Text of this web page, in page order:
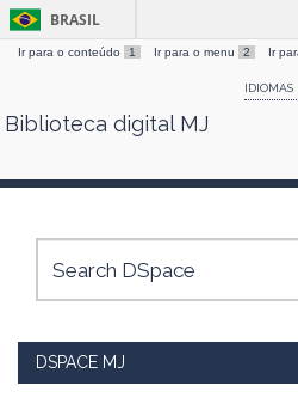
Skip
BRASIL
Ir para o conteúdo 1 Ir para o menu 2 Ir
IDIOMAS
Biblioteca digital MJ
DSPACE MJ